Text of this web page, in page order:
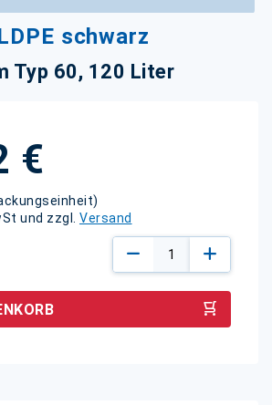
schwarz
Typ 60, 120 Liter
€
und zzgl. Versand